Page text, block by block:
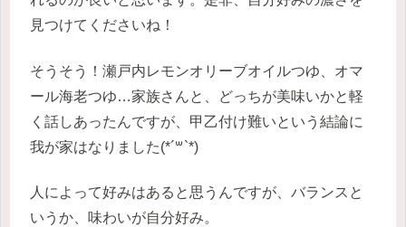
見つけてくださいね！
そうそう！瀬戸内レモンオリーブオイルつゆ、オマ
ール海老つゆ…家族さんと、どっちが美味いかと軽
く話しあったんですが、甲乙付け難いという結論に
我が家はなりました(*´꒳`*)
人によって好みはあると思うんですが、バランスと
いうか、味わいが自分好み。